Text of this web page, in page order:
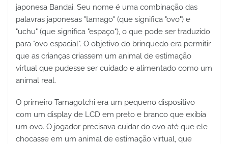
japonesa Bandai. Seu nome é uma combinação das
palavras japonesas "tamago" (que significa "ovo") e
"uchu" (que significa "espaço"), o que pode ser traduzido
para "ovo espacial". O objetivo do brinquedo era permitir
que as crianças criassem um animal de estimação
virtual que pudesse ser cuidado e alimentado como um
animal real.
O primeiro Tamagotchi era um pequeno dispositivo
com um display de LCD em preto e branco que exibia
um ovo. O jogador precisava cuidar do ovo até que ele
chocasse em um animal de estimação virtual, que